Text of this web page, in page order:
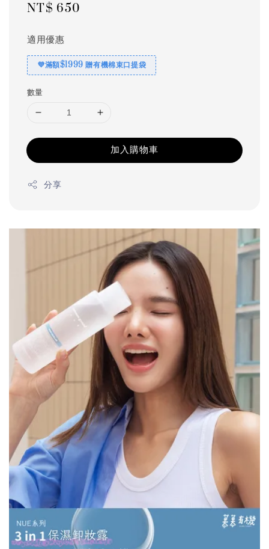
Regular
NT$ 650
適用優惠
💜滿額$1999 贈有機棉束口提袋
數量
加入購物車
分享